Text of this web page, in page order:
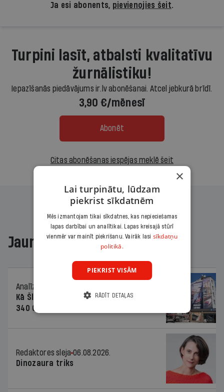
Ja esi abonents, pievienojies šeit.
Turpini lasīt, atbalsti kvalitatīvu
žurnālistiku!
Iepazīšanās piedāvājums ir.lv abonēšanai. Atcel jebkurā brīdī.
3,90 €/mēnesī
Abonēt
Citas abonēšanas iespējas meklē šeit
Jaunākajā žurnālā
Analīze
Kā Šlesera partija palika nesodīta par
340 000 vērtu reklāmas kampaņu
Redaktores sleja 06.08.2026.
Dinozaura triks
×
Lai turpinātu, lūdzam
piekrist sīkdatnēm
Mēs izmantojam tikai sīkdatnes, kas nepieciešamas
lapas darbībai un analītikai. Lapas kreisajā stūrī
vienmēr var mainīt piekrišanu. Vairāk lasi sīkdatņu
politikā.
PIEKRIST VISĀM
RĀDĪT DETAĻAS